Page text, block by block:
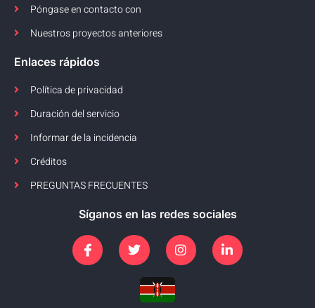
Póngase en contacto con
Nuestros proyectos anteriores
Enlaces rápidos
Política de privacidad
Duración del servicio
Informar de la incidencia
Créditos
PREGUNTAS FRECUENTES
Síganos en las redes sociales